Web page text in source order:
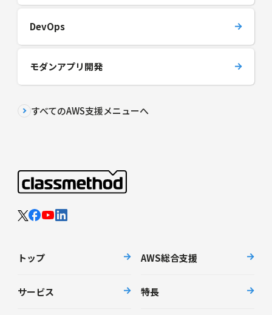
DevOps
モダンアプリ開発
すべてのAWS支援メニューへ
トップ AWS総合支援
サービス 特長